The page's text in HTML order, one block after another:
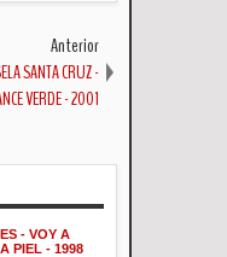
Anterior
SANTA CRUZ -
VERDE - 2001
- VOY A
PIEL - 1998